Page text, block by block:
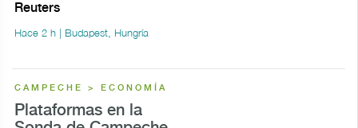
Reuters
Hace 2 h | Budapest, Hungría
CAMPECHE > ECONOMÍA
Plataformas en la